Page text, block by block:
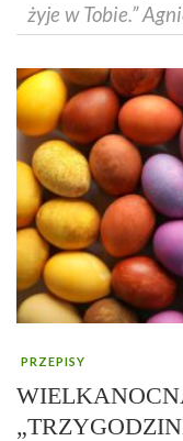
żyje w Tobie.”
PRZEPISY